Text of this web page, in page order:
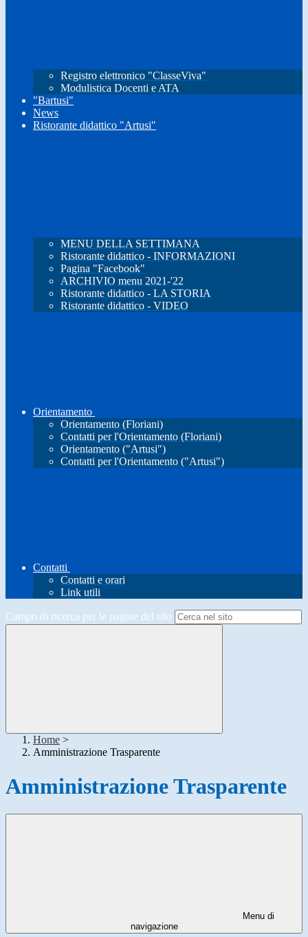
Registro elettronico "ClasseViva"
Modulistica Docenti e ATA
"Bartusi"
News
Ristorante didattico "Artusi"
MENU DELLA SETTIMANA
Ristorante didattico - INFORMAZIONI
Pagina "Facebook"
ARCHIVIO menu 2021-'22
Ristorante didattico - LA STORIA
Ristorante didattico - VIDEO
Orientamento
Orientamento (Floriani)
Contatti per l'Orientamento (Floriani)
Orientamento ("Artusi")
Contatti per l'Orientamento ("Artusi")
Contatti
Contatti e orari
Link utili
Campo di ricerca per le pagine del sito
Home >
Amministrazione Trasparente
Amministrazione Trasparente
Menu di
navigazione